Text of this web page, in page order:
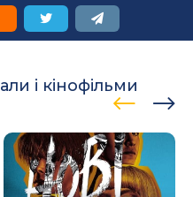
і кінофільми